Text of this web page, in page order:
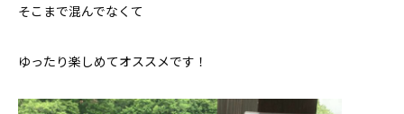
そこまで混んでなくて
ゆったり楽しめてオススメです！